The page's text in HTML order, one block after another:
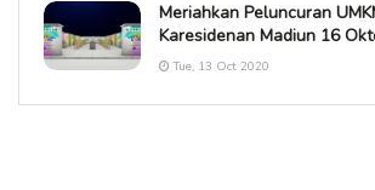
Meriahkan Peluncuran
Karesidenan Madiun 16
Tue, 13 Oct 2020